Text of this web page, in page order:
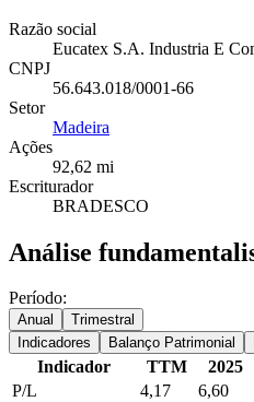
Razão social
Eucatex S.A. Industria E
CNPJ
56.643.018/0001-66
Setor
Madeira
Ações
92,62 mi
Escriturador
BRADESCO
Análise
Período:
Anual
Trimestral
Indicadores
Balanço Patrimonial
Indicador TTM 2025
P/L
4,17 6,60